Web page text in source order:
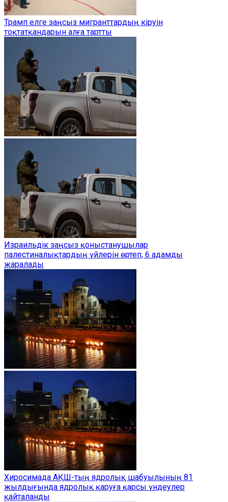
Трамп елге заңсыз мигранттардың кіруін
тоқтатқандарын алға тартты
Израильдік заңсыз қоныстанушылар
палестиналықтардың үйлерін өртеп, 6 адамды
жаралады
Хиросимада АҚШ-тың ядролық шабуылының 81
жылдығында ядролық қаруға қарсы үндеулер
қайталанды